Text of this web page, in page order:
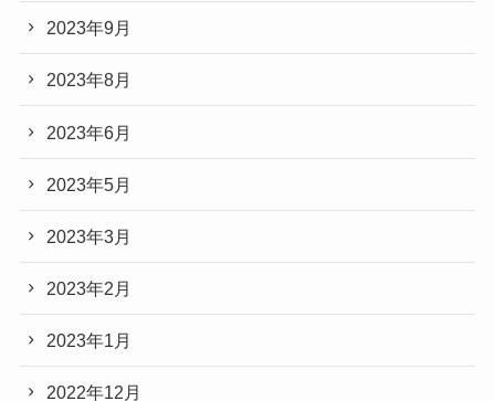
2023年9月
2023年8月
2023年6月
2023年5月
2023年3月
2023年2月
2023年1月
2022年12月